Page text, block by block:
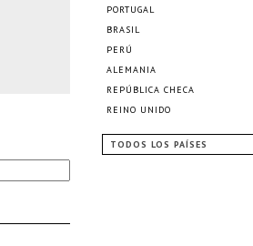
PORTUGAL
BRASIL
PERÚ
ALEMANIA
REPÚBLICA CHECA
REINO UNIDO
TODOS LOS PAÍSES